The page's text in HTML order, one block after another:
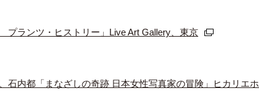
ランツ・ヒストリー」Live Art Gallery、東京
石内都「まなざしの奇跡 日本女性写真家の冒険」ヒカリエ